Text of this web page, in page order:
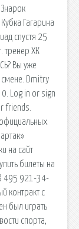
Гагарина
спустя 25
тренер ХК
Вы уже
смене. Dmitry
Log in or sign
friends.
официальных
на сайт
билеты на
495 921-34-
контракт с
был играть
спорта,